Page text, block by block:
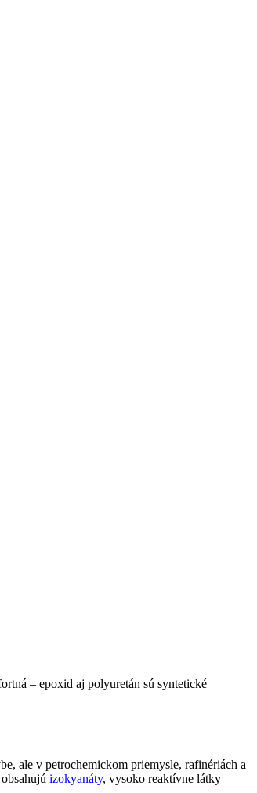
– epoxid aj polyuretán sú syntetické
ale v petrochemickom priemysle, rafinériách a
izokyanáty, vysoko reaktívne látky